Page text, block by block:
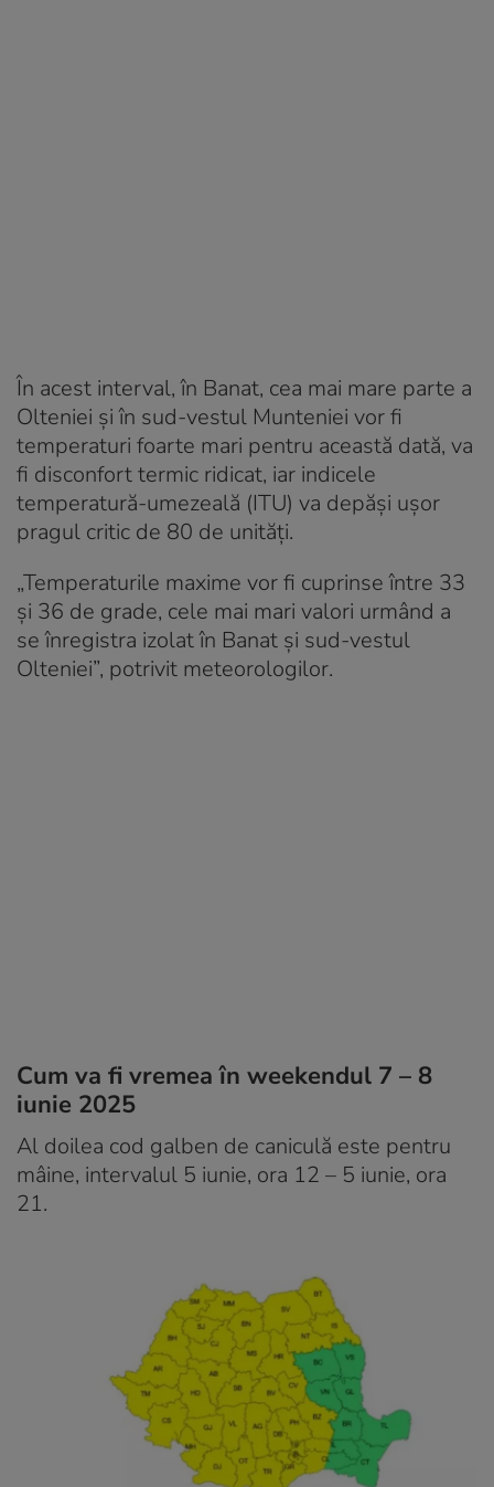
În acest interval, în Banat, cea mai mare parte a
Olteniei și în sud-vestul Munteniei vor fi
temperaturi foarte mari pentru această dată, va
fi disconfort termic ridicat, iar indicele
temperatură-umezeală (ITU) va depăși ușor
pragul critic de 80 de unități.
„Temperaturile maxime vor fi cuprinse între 33
și 36 de grade, cele mai mari valori urmând a
se înregistra izolat în Banat și sud-vestul
Olteniei”, potrivit meteorologilor.
Cum va fi vremea în weekendul 7 – 8
iunie 2025
Al doilea cod galben de caniculă este pentru
mâine, intervalul 5 iunie, ora 12 – 5 iunie, ora
21.